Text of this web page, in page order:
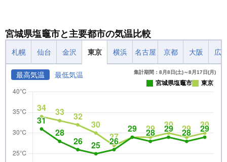
宮城県塩竈市と主要都市の気温比較
札幌 仙台 金沢 東京 横浜 名古屋 京都 大阪 広
最高気温 最低気温 集計期間：8月8日(土)～8月17日(月)
宮城県塩竈市 東京